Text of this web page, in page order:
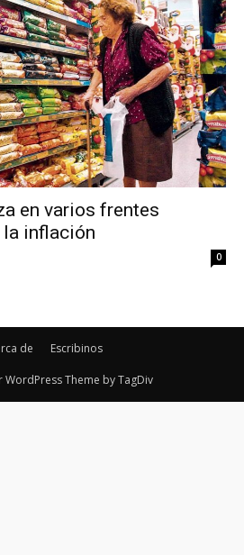
en varios frentes
la inflación
0
de Escribinos
Theme by TagDiv